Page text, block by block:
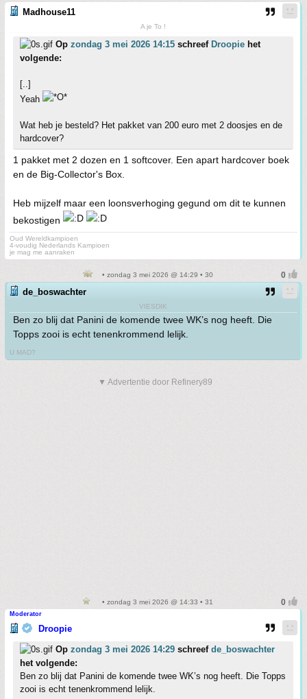
Madhouse11
A je To !
Op zondag 3 mei 2026 14:15 schreef Droopie het
volgende:
[..]
Yeah
Wat heb je besteld? Het pakket van 200 euro met 2 doosjes en de
hardcover?
1 pakket met 2 dozen en 1 softcover. Een apart hardcover boek
en de Big-Collector's Box.
Heb mijzelf maar een loonsverhoging gegund om dit te kunnen
bekostigen
Oud Wereldkampioen
4-voudig Nederlands Kampioen
je mag me aanraken
• zondag 3 mei 2026 @ 14:29 • 30
de_boswachter
VIESDIK
Ben zo blij dat Panini de komende twee WK’s nog heeft. Die
Topps zooi is echt tenenkrommend lelijk.
U MAD?
▼ Advertentie door Refinery89
• zondag 3 mei 2026 @ 14:33 • 31
Moderator
Droopie
Op zondag 3 mei 2026 14:29 schreef de_boswachter
het volgende:
Ben zo blij dat Panini de komende twee WK’s nog heeft. Die Topps
zooi is echt tenenkrommend lelijk.